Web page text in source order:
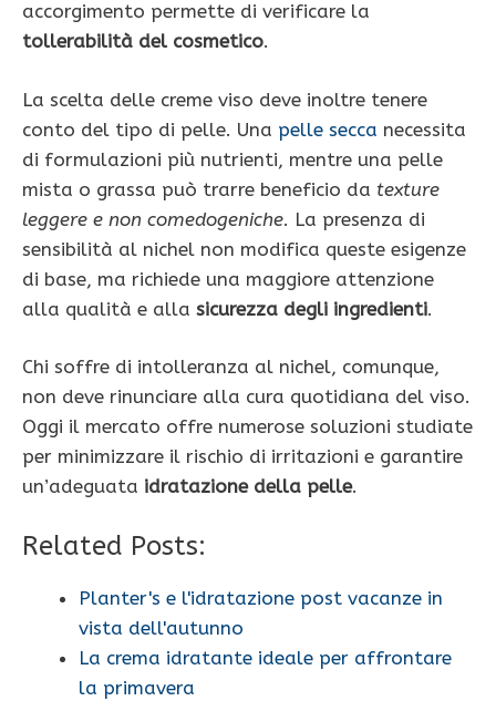
accorgimento permette di verificare la
tollerabilità del cosmetico.
La scelta delle creme viso deve inoltre tenere
conto del tipo di pelle. Una pelle secca necessita
di formulazioni più nutrienti, mentre una pelle
mista o grassa può trarre beneficio da texture
leggere e non comedogeniche. La presenza di
sensibilità al nichel non modifica queste esigenze
di base, ma richiede una maggiore attenzione
alla qualità e alla sicurezza degli ingredienti.
Chi soffre di intolleranza al nichel, comunque,
non deve rinunciare alla cura quotidiana del viso.
Oggi il mercato offre numerose soluzioni studiate
per minimizzare il rischio di irritazioni e garantire
un’adeguata idratazione della pelle.
Related Posts:
Planter's e l'idratazione post vacanze in
vista dell'autunno
La crema idratante ideale per affrontare
la primavera